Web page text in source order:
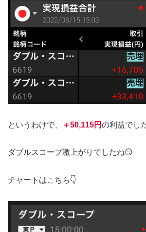
というわけで、 ＋50,115円の利益でした
ダブルスコープ激上がりでしたね😏
チャートはこちら👇